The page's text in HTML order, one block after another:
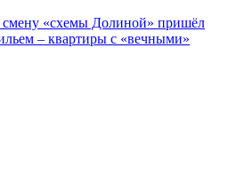
«схемы Долиной» пришёл
– квартиры с «вечными»